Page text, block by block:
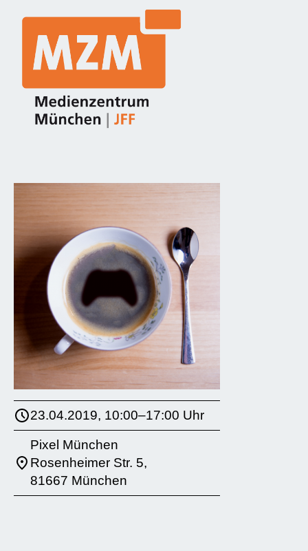
23.04.2019, 10:00–17:00 Uhr
Pixel München
Rosenheimer Str. 5,
81667 München